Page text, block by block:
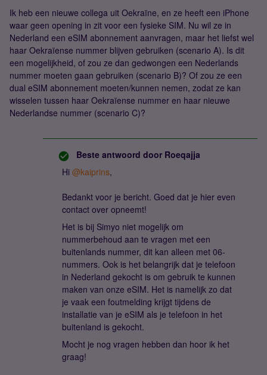
Ik heb een nieuwe collega uit Oekraïne, en ze heeft een iPhone
waar geen opening in zit voor een fysieke SIM. Nu wil ze in
Nederland een eSIM abonnement aanvragen, maar het liefst wel
haar Oekraïense nummer blijven gebruiken (scenario A). Is dit
een mogelijkheid, of zou ze dan gedwongen een Nederlands
nummer moeten gaan gebruiken (scenario B)? Of zou ze een
dual eSIM abonnement moeten/kunnen nemen, zodat ze kan
wisselen tussen haar Oekraïense nummer en haar nieuwe
Nederlandse nummer (scenario C)?
Beste antwoord door Roeqajja
Hi @kaiprins,
Bedankt voor je bericht. Goed dat je hier even
contact over opneemt!
Het is bij Simyo niet mogelijk om
nummerbehoud aan te vragen met een
buitenlands nummer, dit kan alleen met 06-
nummers. Ook is het belangrijk dat je telefoon
in Nederland gekocht is om gebruik te kunnen
maken van onze eSIM. Het is namelijk zo dat
je vaak een foutmelding krijgt tijdens de
installatie van je eSIM als je telefoon in het
buitenland is gekocht.
Mocht je nog vragen hebben dan hoor ik het
graag!